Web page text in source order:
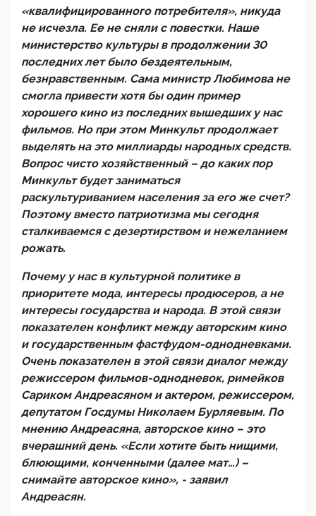
«квалифицированного потребителя», никуда
не исчезла. Ее не сняли с повестки. Наше
министерство культуры в продолжении 30
последних лет было бездеятельным,
безнравственным. Сама министр Любимова не
смогла привести хотя бы один пример
хорошего кино из последних вышедших у нас
фильмов. Но при этом Минкульт продолжает
выделять на это миллиарды народных средств.
Вопрос чисто хозяйственный – до каких пор
Минкульт будет заниматься
раскультуриванием населения за его же счет?
Поэтому вместо патриотизма мы сегодня
сталкиваемся с дезертирством и нежеланием
рожать.
Почему у нас в культурной политике в
приоритете мода, интересы продюсеров, а не
интересы государства и народа. В этой связи
показателен конфликт между авторским кино
и государственным фастфудом-однодневками.
Очень показателен в этой связи диалог между
режиссером фильмов-однодневок, римейков
Сариком Андреасяном и актером, режиссером,
депутатом Госдумы Николаем Бурляевым. По
мнению Андреасяна, авторское кино – это
вчерашний день. «Если хотите быть нищими,
блюющими, конченными (далее мат…) –
снимайте авторское кино», - заявил
Андреасян.